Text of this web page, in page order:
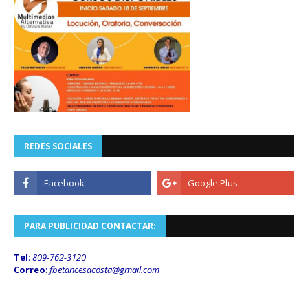
REDES SOCIALES
PARA PUBLICIDAD CONTACTAR:
Tel: 809-762-3120
Correo: fbetancesacosta@gmail.com